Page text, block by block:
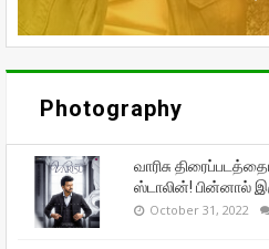
Photography
வாரிசு
ஸ்டாலின்! பின்னால்
October 31, 2022